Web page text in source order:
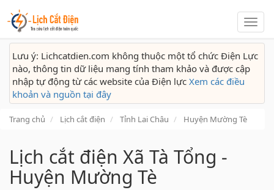
Lịch
cắt
Lưu ý: Lichcatdien.com không thuộc một tổ chức Điện Lực
nào, thông tin dữ liệu mang tính tham khảo và được cập
nhập tự động từ các website của Điện lực Xem các điều
khoản và nguồn tại đây
Trang chủ Lịch cắt điện Tỉnh Lai Châu Huyện Mường Tè
Lịch cắt điện Xã Tà Tổng -
Huyện Mường Tè